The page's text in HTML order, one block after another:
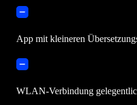
App mit kleineren
WLAN-Verbindung